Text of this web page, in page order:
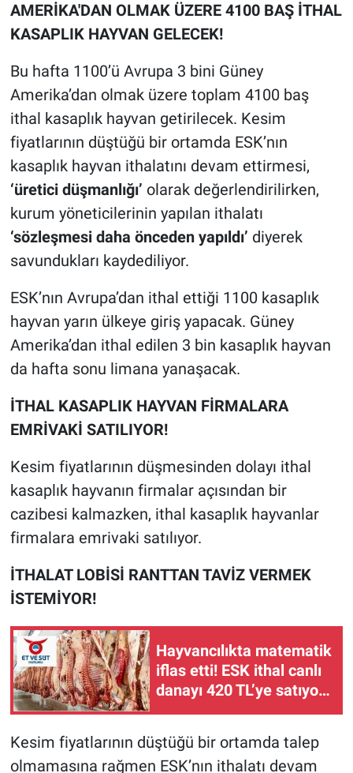
AMERİKA'DAN OLMAK ÜZERE 4100 BAŞ İTHAL
KASAPLIK HAYVAN GELECEK!
Bu hafta 1100’ü Avrupa 3 bini Güney
Amerika’dan olmak üzere toplam 4100 baş
ithal kasaplık hayvan getirilecek. Kesim
fiyatlarının düştüğü bir ortamda ESK’nın
kasaplık hayvan ithalatını devam ettirmesi,
‘üretici düşmanlığı’ olarak değerlendirilirken,
kurum yöneticilerinin yapılan ithalatı
‘sözleşmesi daha önceden yapıldı’ diyerek
savundukları kaydediliyor.
ESK’nın Avrupa’dan ithal ettiği 1100 kasaplık
hayvan yarın ülkeye giriş yapacak. Güney
Amerika’dan ithal edilen 3 bin kasaplık hayvan
da hafta sonu limana yanaşacak.
İTHAL KASAPLIK HAYVAN FİRMALARA
EMRİVAKİ SATILIYOR!
Kesim fiyatlarının düşmesinden dolayı ithal
kasaplık hayvanın firmalar açısından bir
cazibesi kalmazken, ithal kasaplık hayvanlar
firmalara emrivaki satılıyor.
İTHALAT LOBİSİ RANTTAN TAVİZ VERMEK
İSTEMİYOR!
Hayvancılıkta matematik
iflas etti! ESK ithal canlı
danayı 420 TL’ye satıyor,
üreticiden karkas eti 331
Kesim fiyatlarının düştüğü bir ortamda talep
olmamasına rağmen ESK’nın ithalatı devam